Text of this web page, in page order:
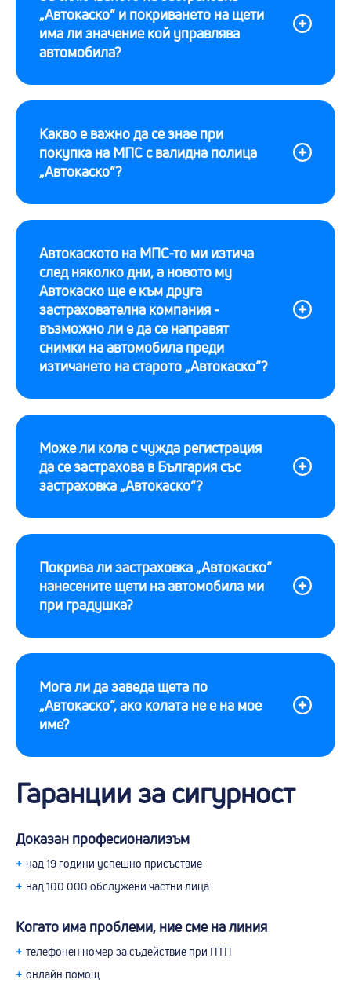
„Автокаско“ и покриването на щети
има ли значение кой управлява
автомобила?
Какво е важно да се знае при
покупка на МПС с валидна полица
„Автокаско“?
Автокаското на МПС-то ми изтича
след няколко дни, а новото му
Автокаско ще е към друга
застрахователна компания -
възможно ли е да се направят
снимки на автомобила преди
изтичането на старото „Автокаско“?
Може ли кола с чужда регистрация
да се застрахова в България със
застраховка „Автокаско“?
Покрива ли застраховка „Автокаско“
нанесените щети на автомобила ми
при градушка?
Мога ли да заведа щета по
„Автокаско“, ако колата не е на мое
име?
Гаранции за сигурност
Доказан професионализъм
+ над 19 години успешно присъствие
+ над 100 000 обслужени частни лица
Когато има проблеми, ние сме на линия
+ телефонен номер за съдействие при ПТП
+ онлайн помощ